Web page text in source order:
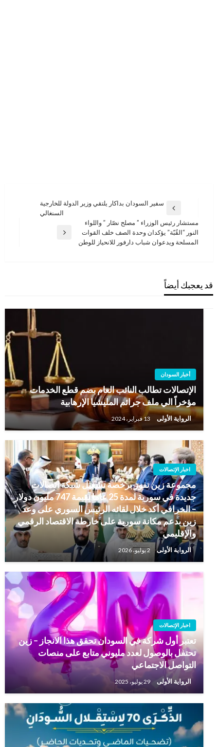
المقالات
المقالة
السابقة
سفير السودان بداكار يلتقي وزير الدولة للخارجية
السنغالي
المقالة
التالية
مستشار رئيس الوزراء ” مصلح نصّار ” واللواء
النور “القُبّة” يؤكدان وحدة الصف خلف القوات
المسلحة ويدعوان شباب دارفور للانحياز للوطن
قد يعجبك أيضاً
أخبار السودان
الإتصالات تطالب النائب العام بضم قطع الخدمات
مؤخراً الي ملف جرائم المليشيا الإرهابية
الرواية الأولى 13 فبراير، 2024
اخبار الإتصالات
مجموعة زين تفوز برخصة تشغيل شبكة اتصالات
جديدة في سورية لمدة 25 عاما بقيمة 747 مليون دولار
– الخرافي أكد خلال لقائه الرئيس السوري على وعد
زين بدعم مكانة سورية على خارطة الاقتصاد الرقمي
والإقليمي
الرواية الأولى 2 يوليو، 2026
اخبار الإتصالات
تعتبر أول شركة في السودان تحقق هذا الانجاز – زين
تحتفل بالوصول لعدد مليوني متابع على منصات
التواصل الاجتماعي
الرواية الأولى 29 يوليو، 2025